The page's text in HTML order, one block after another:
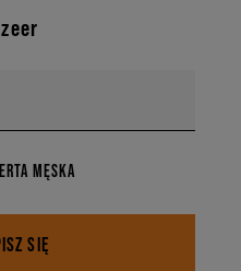
MĘSKA
SIĘ